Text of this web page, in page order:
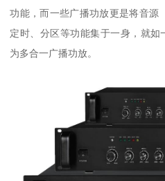
功能，而一些广播功放更是将音源
定时、分区等功能集于一身，就
为多合一广播功放。